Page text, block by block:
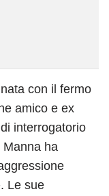
con il fermo
amico e ex
interrogatorio
ha
Le sue